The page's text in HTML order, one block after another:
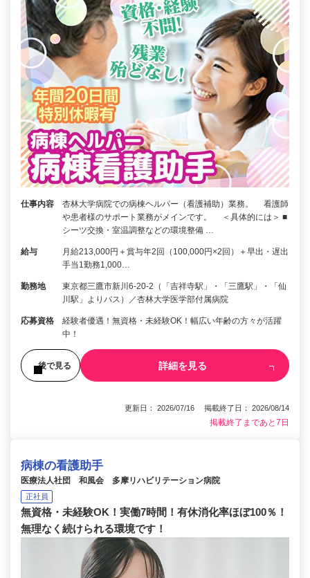
仕事内容
杏林大学病院での病棟ヘルパー（看護補助）業務。 看護師
や患者様のサポート業務がメインです。 ＜具体的には＞ ■
シーツ交換・室温調整などの環境整備 …
給与
月給213,000円＋賞与年2回（100,000円×2回）＋早出・遅出
手当1勤務1,000…
勤務地
東京都三鷹市新川6-20-2（「吉祥寺駅」・「三鷹駅」・「仙
川駅」よりバス）／杏林大学医学部付属病院
応募資格
経験者優遇！無資格・未経験OK！幅広い年齢の方々が活躍
中！
後で見る 詳細を見る
更新日： 2026/07/16 掲載終了日： 2026/08/14
掲載終了まであと7日
病棟の看護助手
医療法人社団 和風会 多摩リハビリテーション病院
正社員
無資格・未経験OK！実働7時間！有休消化率ほぼ100％！
無理なく続けられる環境です！